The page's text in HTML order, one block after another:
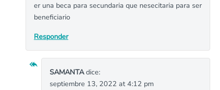
er una beca para secundaria que nesecitaria para ser
beneficiario
Responder
SAMANTAdice:
septiembre 13, 2022 at 4:12 pm